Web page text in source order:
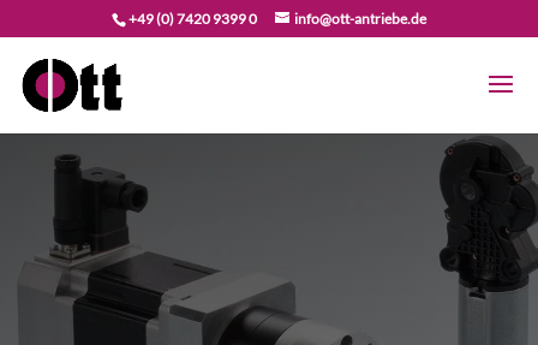
+49 (0) 7420 9399 0 info@ott-antriebe.de